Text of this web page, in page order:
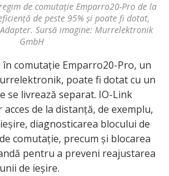
de comutație Emparro20-Pro de la
de peste 95% și poate fi dotat,
Sursă imagine: Murrelektronik
GmbH
comutație Emparro20-Pro, un
poate fi dotat cu un
se livrează separat. IO-Link
de la distanță, de exemplu,
diagnosticarea blocului de
comutație, precum și blocarea
pentru a preveni reajustarea
de ieșire.